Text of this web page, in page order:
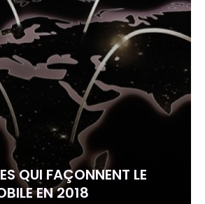
QUI FAÇONNENT LE
EN 2018